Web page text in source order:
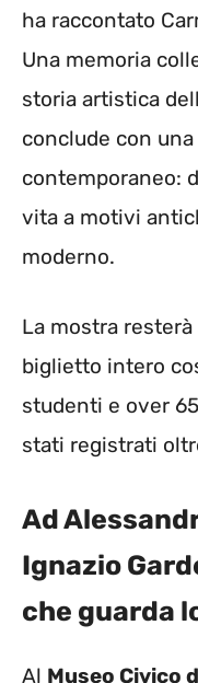
ha raccontato
Una memoria
storia artistica
conclude con
contemporaneo:
vita a motivi
moderno.
La mostra resterà
biglietto intero
studenti e over
stati registrati
Ad
Ignazio
che guarda
Al Museo Civico